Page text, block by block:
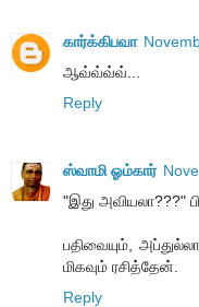
கார்க்கிபவா
ஆவ்வ்வ்வ்...
Reply
ஸ்வாமி ஓம்கார்
"இது அவியலா???"
பதிவையும்,
மிகவும் ரசித்தேன்.
Reply